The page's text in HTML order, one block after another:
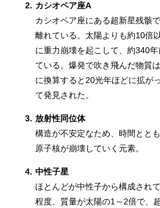
2. カシオペア座A
カシオペア座にある超新星残骸
離れている。太陽よりも約10倍
に重力崩壊を起こして、約340
ている。爆発で吹き飛んだ物質
に換算すると20光年ほどに拡が
て発見された。
3. 放射性同位体
構造が不安定なため、時間とと
原子核が崩壊していく元素。
4. 中性子星
ほとんどが中性子から構成され
程度、質量が太陽の1～2倍で、